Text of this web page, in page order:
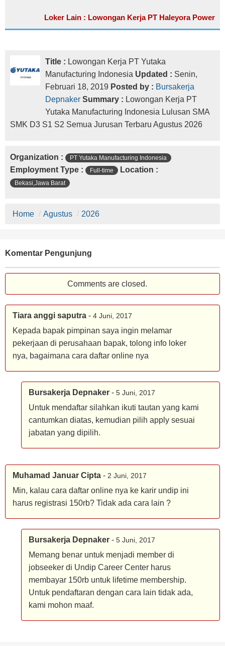
Loker Lain : Lowongan Kerja PT Haleyora Power
Title : Lowongan Kerja PT Yutaka
Manufacturing Indonesia Updated : Senin,
Februari 18, 2019 Posted by : Bursakerja
Depnaker Summary : Lowongan Kerja PT
Yutaka Manufacturing Indonesia Lulusan SMA
SMK D3 S1 S2 Semua Jurusan Terbaru Agustus 2026
Organization : PT Yutaka Manufacturing Indonesia
Employment Type : Full-time Location :
Bekasi,Jawa Barat
Home / Agustus / 2026
Komentar Pengunjung
Comments are closed.
Tiara anggi saputra - 4 Juni, 2017
Kepada bapak pimpinan saya ingin melamar
pekerjaan di perusahaan bapak, tolong info loker
nya, bagaimana cara daftar online nya
Bursakerja Depnaker - 5 Juni, 2017
Untuk mendaftar silahkan ikuti tautan yang kami
cantumkan diatas, kemudian pilih apply sesuai
jabatan yang dipilih.
Muhamad Januar Cipta - 2 Juni, 2017
Min, kalau cara daftar online nya ke karir undip ini
harus registrasi 150rb? Tidak ada cara lain ?
Bursakerja Depnaker - 5 Juni, 2017
Memang benar untuk menjadi member di
jobseeker di Undip Career Center harus
membayar 150rb untuk lifetime membership.
Untuk pendaftaran dengan cara lain tidak ada,
kami mohon maaf.